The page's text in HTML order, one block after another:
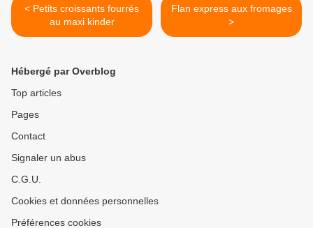
< Petits croissants fourrés
au maxi kinder
Flan express aux fromages
>
Hébergé par Overblog
Top articles
Pages
Contact
Signaler un abus
C.G.U.
Cookies et données personnelles
Préférences cookies